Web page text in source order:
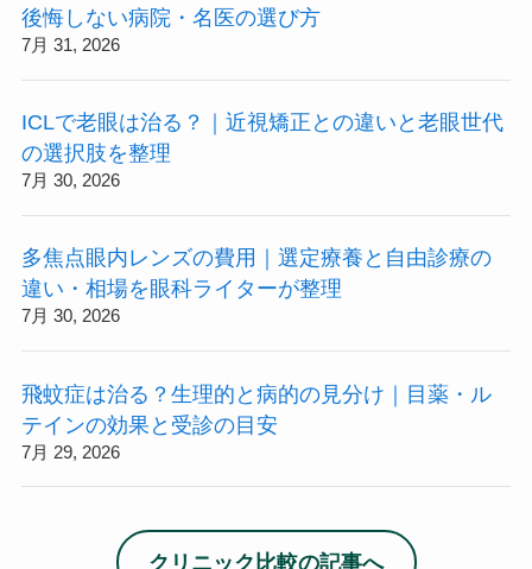
後悔しない病院・名医の選び方
7月 31, 2026
ICLで老眼は治る？｜近視矯正との違いと老眼世代
の選択肢を整理
7月 30, 2026
多焦点眼内レンズの費用｜選定療養と自由診療の
違い・相場を眼科ライターが整理
7月 30, 2026
飛蚊症は治る？生理的と病的の見分け｜目薬・ル
テインの効果と受診の目安
7月 29, 2026
クリニック比較の記事へ